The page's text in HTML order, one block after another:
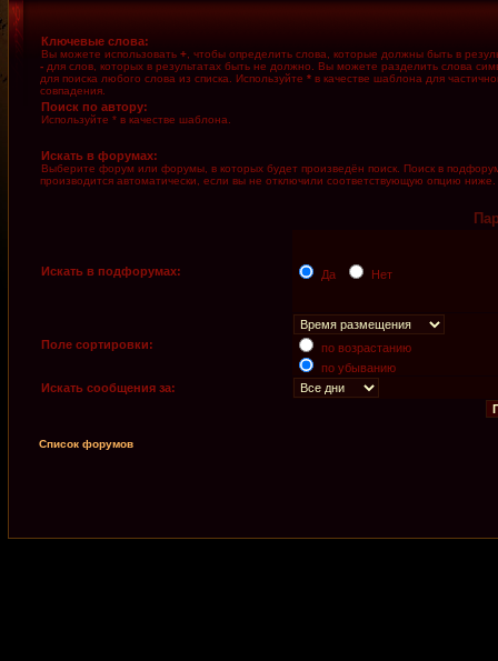
Ключевые слова:
Вы можете использовать + , чтобы определить слова, которые должны быть в
- для слов, которых в результатах быть не должно. Вы можете разделить слова
для поиска любого слова из списка. Используйте * в качестве шаблона для
совпадения.
Поиск по автору:
Используйте * в качестве шаблона.
Искать в форумах:
Выберите форум или форумы, в которых будет произведён поиск. Поиск в
производится автоматически, если вы не отключили соответствующую опцию ниже.
Искать в подфорумах: Да Нет
Поле сортировки:
по возрастанию
по убыванию
Искать сообщения за:
Список форумов